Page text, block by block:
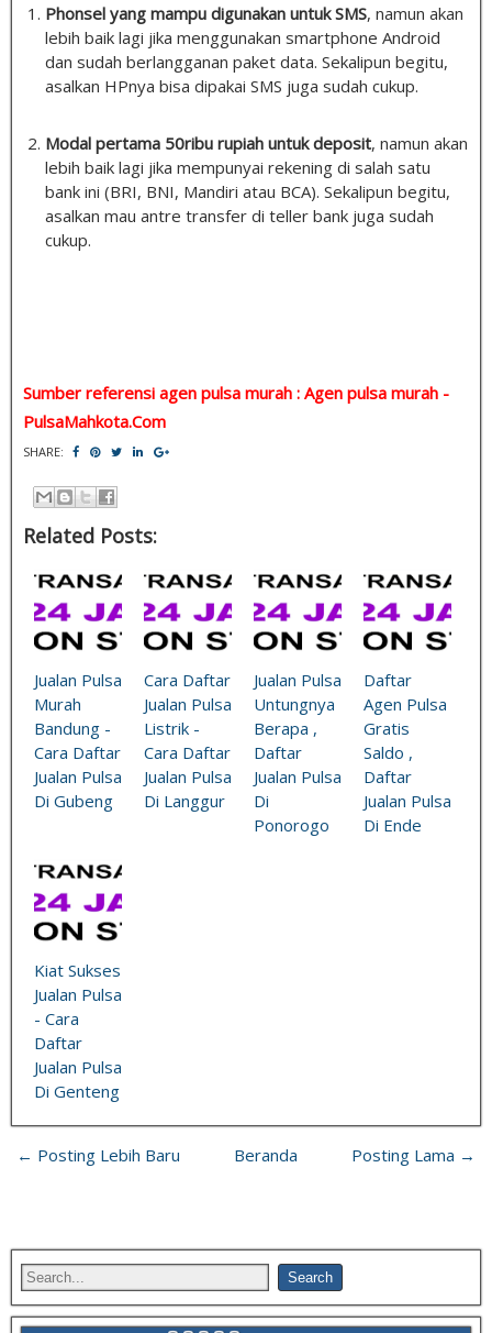
Phonsel yang mampu digunakan untuk SMS, namun akan
lebih baik lagi jika menggunakan smartphone Android
dan sudah berlangganan paket data. Sekalipun begitu,
asalkan HPnya bisa dipakai SMS juga sudah cukup.
Modal pertama 50ribu rupiah untuk deposit, namun akan
lebih baik lagi jika mempunyai rekening di salah satu
bank ini (BRI, BNI, Mandiri atau BCA). Sekalipun begitu,
asalkan mau antre transfer di teller bank juga sudah
cukup.
Sumber referensi agen pulsa murah : Agen pulsa murah -
PulsaMahkota.Com
SHARE:
Related Posts:
Jualan Pulsa
Murah
Bandung -
Cara Daftar
Jualan Pulsa
Di Gubeng
Cara Daftar
Jualan Pulsa
Listrik -
Cara Daftar
Jualan Pulsa
Di Langgur
Jualan Pulsa
Untungnya
Berapa ,
Daftar
Jualan Pulsa
Di
Ponorogo
Daftar
Agen Pulsa
Gratis
Saldo ,
Daftar
Jualan Pulsa
Di Ende
Kiat Sukses
Jualan Pulsa
- Cara
Daftar
Jualan Pulsa
Di Genteng
← Posting Lebih Baru Posting Lama →
Beranda